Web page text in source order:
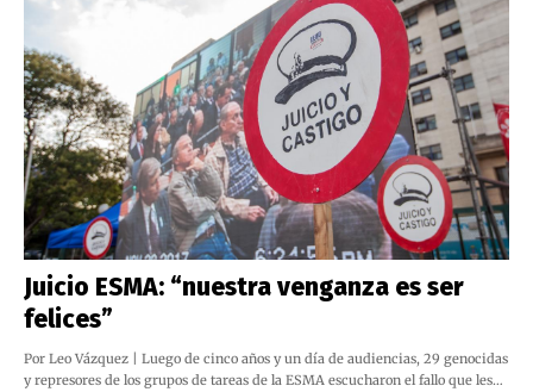
Juicio ESMA: “nuestra venganza es ser
felices”
Por Leo Vázquez | Luego de cinco años y un día de audiencias, 29 genocidas
y represores de los grupos de tareas de la ESMA escucharon el fallo que les…